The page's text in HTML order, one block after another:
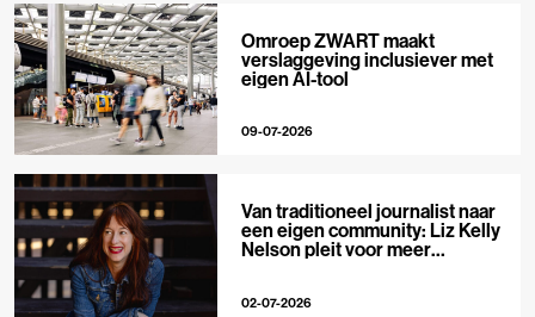
Omroep ZWART maakt
verslaggeving inclusiever met
eigen AI-tool
09-07-2026
Van traditioneel journalist naar
een eigen community: Liz Kelly
Nelson pleit voor meer
02-07-2026